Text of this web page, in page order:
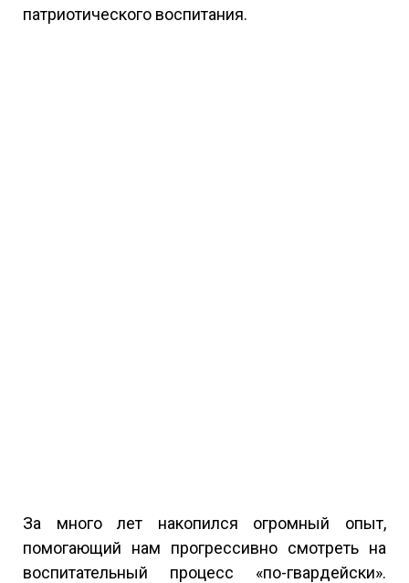
патриотического воспитания.
За много лет накопился огромный опыт,
помогающий нам прогрессивно смотреть на
воспитательный процесс «по-гвардейски».